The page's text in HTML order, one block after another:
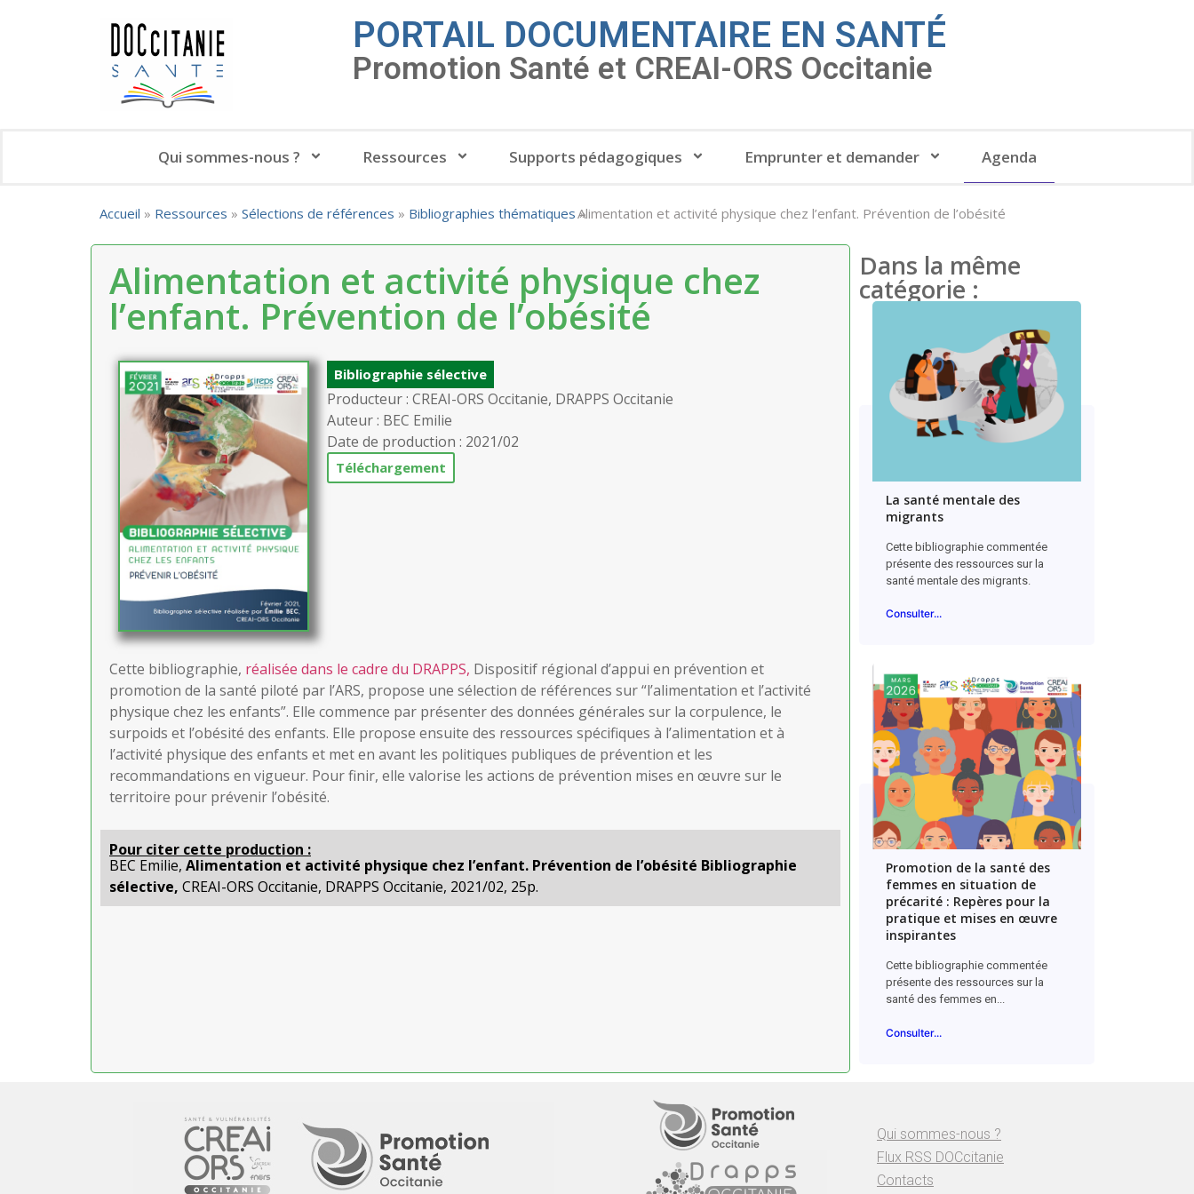
PORTAIL DOCUMENTAIRE EN SANTÉ
Promotion Santé et CREAI-ORS Occitanie
Qui sommes-nous ? Ressources Supports pédagogiques Emprunter et demander Agenda
Accueil » Ressources » Sélections de références » Bibliographies thématiques»
Alimentation et activité physique chez l’enfant. Prévention de l’obésité
Alimentation et activité physique chez
l’enfant. Prévention de l’obésité
Bibliographie sélective
Producteur : CREAI-ORS Occitanie, DRAPPS Occitanie
Auteur : BEC Emilie
Date de production : 2021/02
Téléchargement
Cette bibliographie, réalisée dans le cadre du DRAPPS, Dispositif régional d’appui en prévention et
promotion de la santé piloté par l’ARS, propose une sélection de références sur “l’alimentation et l’activité
physique chez les enfants”. Elle commence par présenter des données générales sur la corpulence, le
surpoids et l’obésité des enfants. Elle propose ensuite des ressources spécifiques à l’alimentation et à
l’activité physique des enfants et met en avant les politiques publiques de prévention et les
recommandations en vigueur. Pour finir, elle valorise les actions de prévention mises en œuvre sur le
territoire pour prévenir l’obésité.
Pour citer cette production :
BEC Emilie, Alimentation et activité physique chez l’enfant. Prévention de l’obésité Bibliographie
sélective, CREAI-ORS Occitanie, DRAPPS Occitanie, 2021/02, 25p.
Dans la même
catégorie :
La santé mentale des
migrants
Cette bibliographie commentée
présente des ressources sur la
santé mentale des migrants.
Consulter...
Promotion de la santé des
femmes en situation de
précarité : Repères pour la
pratique et mises en œuvre
inspirantes
Cette bibliographie commentée
présente des ressources sur la
santé des femmes en...
Consulter...
Qui sommes-nous ?
Flux RSS DOCcitanie
Contacts